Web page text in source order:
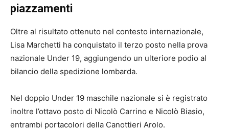
piazzamenti
Oltre al risultato ottenuto nel contesto internazionale,
Lisa Marchetti ha conquistato il terzo posto nella prova
nazionale Under 19, aggiungendo un ulteriore podio al
bilancio della spedizione lombarda.
Nel doppio Under 19 maschile nazionale si è registrato
inoltre l’ottavo posto di Nicolò Carrino e Nicolò Biasio,
entrambi portacolori della Canottieri Arolo.